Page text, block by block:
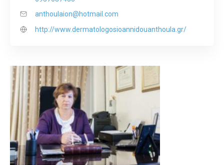
anthoulaion@hotmail.com
http://www.dermatologosioannidouanthoula.gr/